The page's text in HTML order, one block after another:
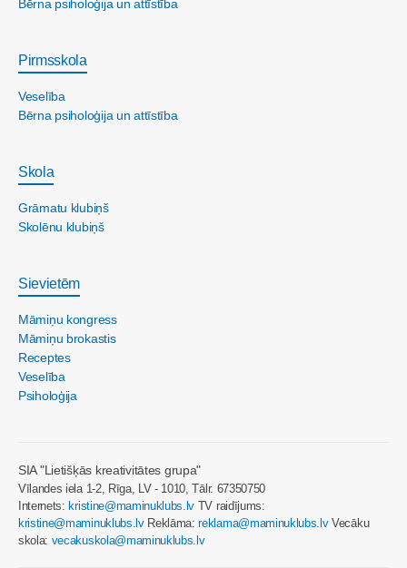
Bērna psiholoģija un attīstība
Pirmsskola
Veselība
Bērna psiholoģija un attīstība
Skola
Grāmatu klubiņš
Skolēnu klubiņš
Sievietēm
Māmiņu kongress
Māmiņu brokastis
Receptes
Veselība
Psiholoģija
SIA "Lietišķās kreativitātes grupa"
Vīlandes iela 1-2, Rīga, LV - 1010, Tālr. 67350750
Internets:kristine@maminuklubs.lv TV raidījums:
kristine@maminuklubs.lvReklāma:reklama@maminuklubs.lvVecāku
skola: vecakuskola@maminuklubs.lv